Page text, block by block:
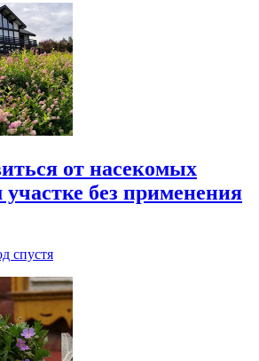
от насекомых
без применения
спустя